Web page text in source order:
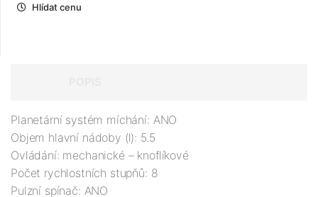
Hlídat cenu
Planetární systém míchání: ANO
Objem hlavní nádoby (l): 5.5
Ovládání: mechanické – knoflíkové
Počet rychlostních stupňů: 8
Pulzní spínač: ANO